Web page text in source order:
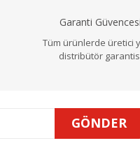
Garanti Güvencesi
Tüm ürünlerde üretici
distribütör
GÖNDER